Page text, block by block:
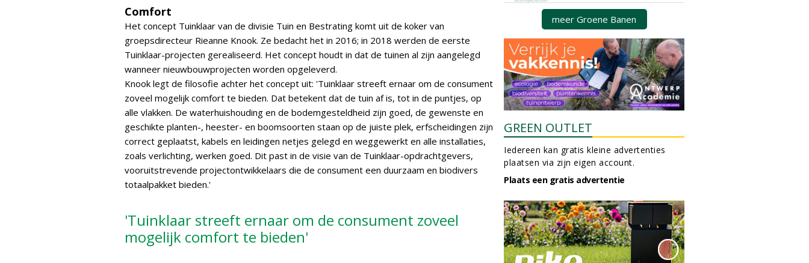
Comfort
Het concept Tuinklaar van de divisie Tuin en Bestrating komt uit de koker van
groepsdirecteur Rieanne Knook. Ze bedacht het in 2016; in 2018 werden de eerste
Tuinklaar-projecten gerealiseerd. Het concept houdt in dat de tuinen al zijn aangelegd
wanneer nieuwbouwprojecten worden opgeleverd.
Knook legt de filosofie achter het concept uit: 'Tuinklaar streeft ernaar om de consument
zoveel mogelijk comfort te bieden. Dat betekent dat de tuin af is, tot in de puntjes, op
alle vlakken. De waterhuishouding en de bodemgesteldheid zijn goed, de gewenste en
geschikte planten-, heester- en boomsoorten staan op de juiste plek, erfscheidingen zijn
correct geplaatst, kabels en leidingen netjes gelegd en weggewerkt en alle installaties,
zoals verlichting, werken goed. Dit past in de visie van de Tuinklaar-opdrachtgevers,
vooruitstrevende projectontwikkelaars die de consument een duurzaam en biodivers
totaalpakket bieden.'
'Tuinklaar streeft ernaar om de consument zoveel
mogelijk comfort te bieden'
meer Groene Banen
GREEN OUTLET
Iedereen kan gratis kleine advertenties
plaatsen via zijn eigen account.
Plaats een gratis advertentie